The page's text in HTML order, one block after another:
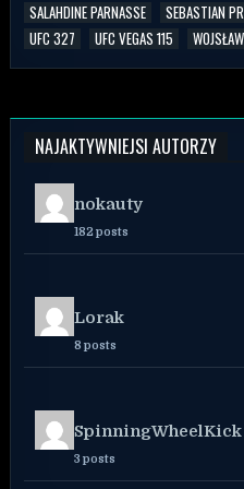
SALAHDINE PARNASSE
SEBASTIAN
UFC 327
UFC VEGAS 115
NAJAKTYWNIEJSI AUTORZY
nokauty
182 posts
Lorak
8 posts
SpinningWheelKick
3 posts